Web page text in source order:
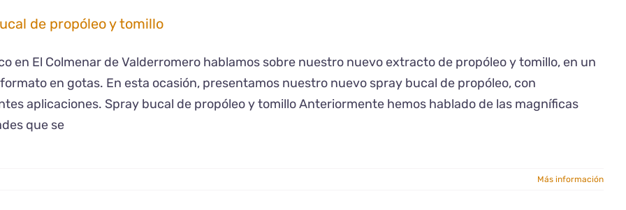
de propóleo y tomillo
en El Colmenar de Valderromero hablamos sobre nuestro nuevo extracto de propóleo y tomillo, en un
en gotas. En esta ocasión, presentamos nuestro nuevo spray bucal de propóleo, con
aplicaciones. Spray bucal de propóleo y tomillo Anteriormente hemos hablado de las magníficas
que se
Más información